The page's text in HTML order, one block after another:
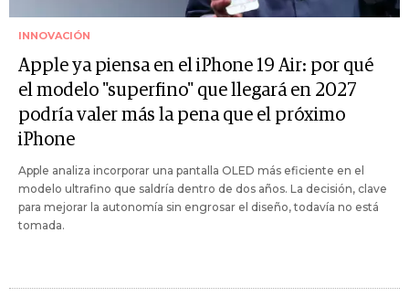
INNOVACIÓN
Apple ya piensa en el iPhone 19 Air: por qué
el modelo "superfino" que llegará en 2027
podría valer más la pena que el próximo
iPhone
Apple analiza incorporar una pantalla OLED más eficiente en el
modelo ultrafino que saldría dentro de dos años. La decisión, clave
para mejorar la autonomía sin engrosar el diseño, todavía no está
tomada.